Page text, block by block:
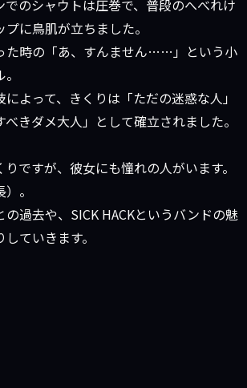
でのシャウトは圧巻で、普段のへべれけ
に鳥肌が立ちました。
た時の「あ、すんません……」という小
よって、きくりは「ただの迷惑な人」
きダメ大人」として確立されました。
ですが、彼女にも憧れの人がいます。
。
過去や、SICK HACKというバンドの魅
ていきます。